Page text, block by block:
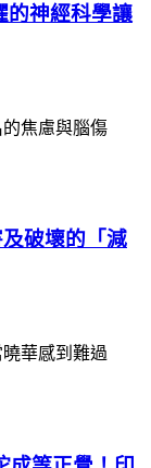
的神經科學讓
焦慮與腦傷
破壞的「減
華感到難過